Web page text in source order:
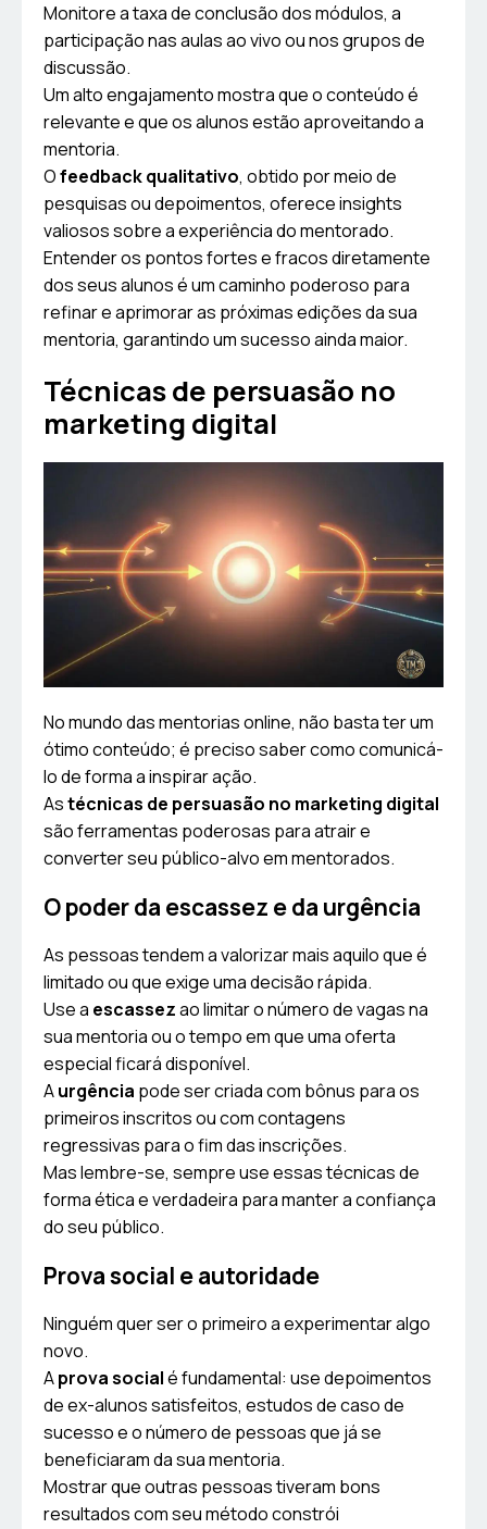
Monitore a taxa de conclusão dos módulos, a
participação nas aulas ao vivo ou nos grupos de
discussão.
Um alto engajamento mostra que o conteúdo é
relevante e que os alunos estão aproveitando a
mentoria.
Ofeedback qualitativo, obtido por meio de
pesquisas ou depoimentos, oferece insights
valiosos sobre a experiência do mentorado.
Entender os pontos fortes e fracos diretamente
dos seus alunos é um caminho poderoso para
refinar e aprimorar as próximas edições da sua
mentoria, garantindo um sucesso ainda maior.
Técnicas de persuasão no
marketing digital
No mundo das mentorias online, não basta ter um
ótimo conteúdo; é preciso saber como comunicá-
lo de forma a inspirar ação.
Astécnicas de persuasão no marketing digital
são ferramentas poderosas para atrair e
converter seu público-alvo em mentorados.
O poder da escassez e da urgência
As pessoas tendem a valorizar mais aquilo que é
limitado ou que exige uma decisão rápida.
Use a escassezao limitar o número de vagas na
sua mentoria ou o tempo em que uma oferta
especial ficará disponível.
Aurgência pode ser criada com bônus para os
primeiros inscritos ou com contagens
regressivas para o fim das inscrições.
Mas lembre-se, sempre use essas técnicas de
forma ética e verdadeira para manter a confiança
do seu público.
Prova social e autoridade
Ninguém quer ser o primeiro a experimentar algo
novo.
Aprova socialé fundamental: use depoimentos
de ex-alunos satisfeitos, estudos de caso de
sucesso e o número de pessoas que já se
beneficiaram da sua mentoria.
Mostrar que outras pessoas tiveram bons
resultados com seu método constrói